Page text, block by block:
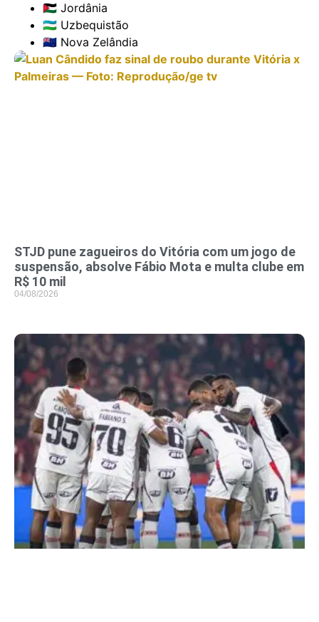
🇯🇴 Jordânia
🇺🇿 Uzbequistão
🇳🇿 Nova Zelândia
STJD pune zagueiros do Vitória com um jogo de
suspensão, absolve Fábio Mota e multa clube em
R$ 10 mil
04/08/2026